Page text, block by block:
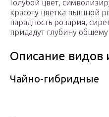
Голубой цвет,
красоту цветка пышной
парадность розария,
придадут глубину общему
Описание видов
Чайно-гибридные